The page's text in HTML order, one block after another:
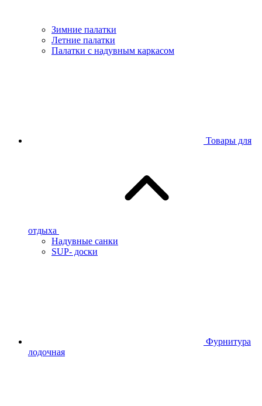
Зимние палатки
Летние палатки
Палатки с надувным каркасом
Товары для
отдыха
Надувные санки
SUP- доски
Фурнитура
лодочная